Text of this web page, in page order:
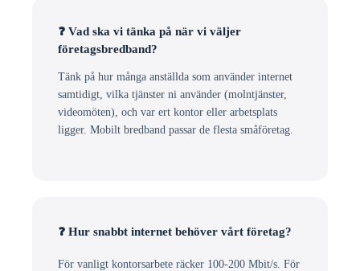
❓ Vad ska vi tänka på när vi väljer
företagsbredband?
Tänk på hur många anställda som använder internet
samtidigt, vilka tjänster ni använder (molntjänster,
videomöten), och var ert kontor eller arbetsplats
ligger. Mobilt bredband passar de flesta småföretag.
❓ Hur snabbt internet behöver vårt företag?
För vanligt kontorsarbete räcker 100-200 Mbit/s. För